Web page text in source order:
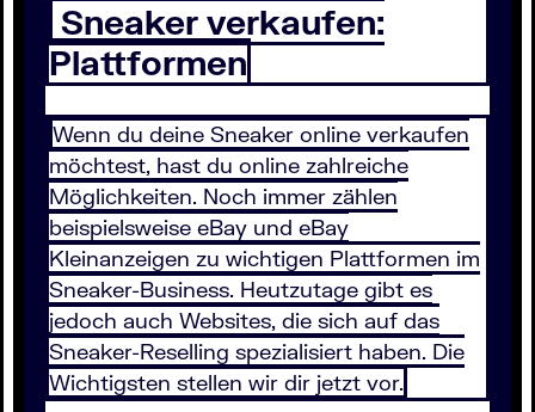
Sneaker verkaufen:
Plattformen
Wenn du deine Sneaker online verkaufen
möchtest, hast du online zahlreiche
Möglichkeiten. Noch immer zählen
beispielsweise eBay und eBay
Kleinanzeigen zu wichtigen Plattformen im
Sneaker-Business. Heutzutage gibt es
jedoch auch Websites, die sich auf das
Sneaker-Reselling spezialisiert haben. Die
Wichtigsten stellen wir dir jetzt vor.